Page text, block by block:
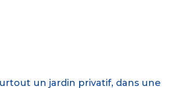
un jardin privatif, dans une